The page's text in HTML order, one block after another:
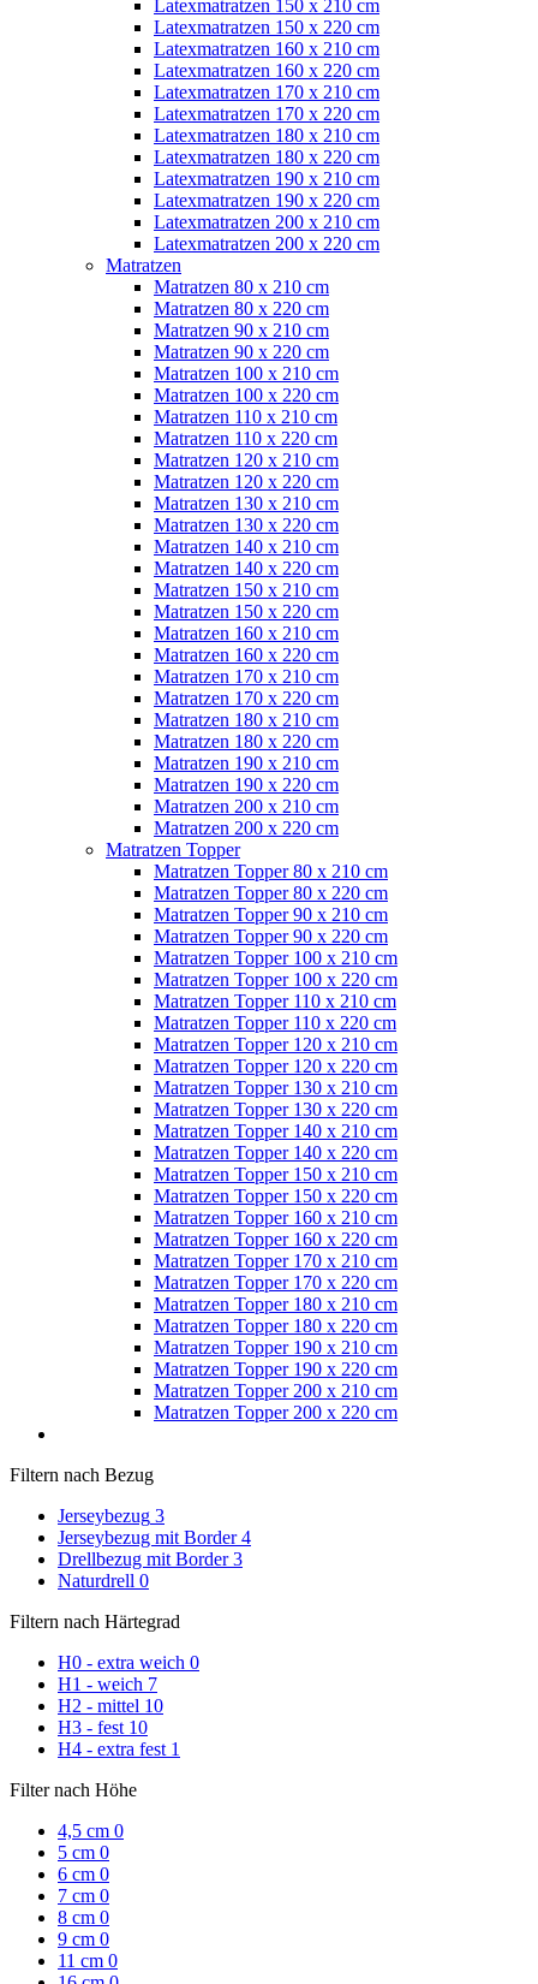
Latexmatratzen 150 x 210 cm
Latexmatratzen 150 x 220 cm
Latexmatratzen 160 x 210 cm
Latexmatratzen 160 x 220 cm
Latexmatratzen 170 x 210 cm
Latexmatratzen 170 x 220 cm
Latexmatratzen 180 x 210 cm
Latexmatratzen 180 x 220 cm
Latexmatratzen 190 x 210 cm
Latexmatratzen 190 x 220 cm
Latexmatratzen 200 x 210 cm
Latexmatratzen 200 x 220 cm
Matratzen
Matratzen 80 x 210 cm
Matratzen 80 x 220 cm
Matratzen 90 x 210 cm
Matratzen 90 x 220 cm
Matratzen 100 x 210 cm
Matratzen 100 x 220 cm
Matratzen 110 x 210 cm
Matratzen 110 x 220 cm
Matratzen 120 x 210 cm
Matratzen 120 x 220 cm
Matratzen 130 x 210 cm
Matratzen 130 x 220 cm
Matratzen 140 x 210 cm
Matratzen 140 x 220 cm
Matratzen 150 x 210 cm
Matratzen 150 x 220 cm
Matratzen 160 x 210 cm
Matratzen 160 x 220 cm
Matratzen 170 x 210 cm
Matratzen 170 x 220 cm
Matratzen 180 x 210 cm
Matratzen 180 x 220 cm
Matratzen 190 x 210 cm
Matratzen 190 x 220 cm
Matratzen 200 x 210 cm
Matratzen 200 x 220 cm
Matratzen Topper
Matratzen Topper 80 x 210 cm
Matratzen Topper 80 x 220 cm
Matratzen Topper 90 x 210 cm
Matratzen Topper 90 x 220 cm
Matratzen Topper 100 x 210 cm
Matratzen Topper 100 x 220 cm
Matratzen Topper 110 x 210 cm
Matratzen Topper 110 x 220 cm
Matratzen Topper 120 x 210 cm
Matratzen Topper 120 x 220 cm
Matratzen Topper 130 x 210 cm
Matratzen Topper 130 x 220 cm
Matratzen Topper 140 x 210 cm
Matratzen Topper 140 x 220 cm
Matratzen Topper 150 x 210 cm
Matratzen Topper 150 x 220 cm
Matratzen Topper 160 x 210 cm
Matratzen Topper 160 x 220 cm
Matratzen Topper 170 x 210 cm
Matratzen Topper 170 x 220 cm
Matratzen Topper 180 x 210 cm
Matratzen Topper 180 x 220 cm
Matratzen Topper 190 x 210 cm
Matratzen Topper 190 x 220 cm
Matratzen Topper 200 x 210 cm
Matratzen Topper 200 x 220 cm
Filtern nach Bezug
Jerseybezug 3
Jerseybezug mit Border 4
Drellbezug mit Border 3
Naturdrell 0
Filtern nach Härtegrad
H0 - extra weich 0
H1 - weich 7
H2 - mittel 10
H3 - fest 10
H4 - extra fest 1
Filter nach Höhe
4,5 cm 0
5 cm 0
6 cm 0
7 cm 0
8 cm 0
9 cm 0
11 cm 0